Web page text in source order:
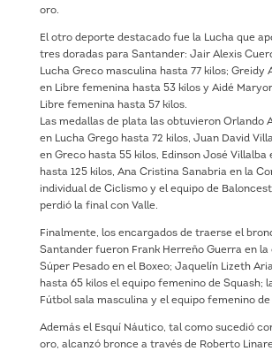
oro.
El otro deporte destacado fue la Lucha que
tres doradas para Santander: Jair Alexis
Lucha Greco masculina hasta 77 kilos; Greidy
en Libre femenina hasta 53 kilos y Aidé
Libre femenina hasta 57 kilos.
Las medallas de plata las obtuvieron Orlando
en Lucha Grego hasta 72 kilos, Juan David
en Greco hasta 55 kilos, Edinson José Villalba
hasta 125 kilos, Ana Cristina Sanabria en la
individual de Ciclismo y el equipo de
perdió la final con Valle.
Finalmente, los encargados de traerse el
Santander fueron Frank Herreño Guerra en la
Súper Pesado en el Boxeo; Jaquelín Lizeth
hasta 65 kilos el equipo femenino de Squash;
Fútbol sala masculina y el equipo femenino
Además el Esquí Náutico, tal como sucedió
oro, alcanzó bronce a través de Roberto